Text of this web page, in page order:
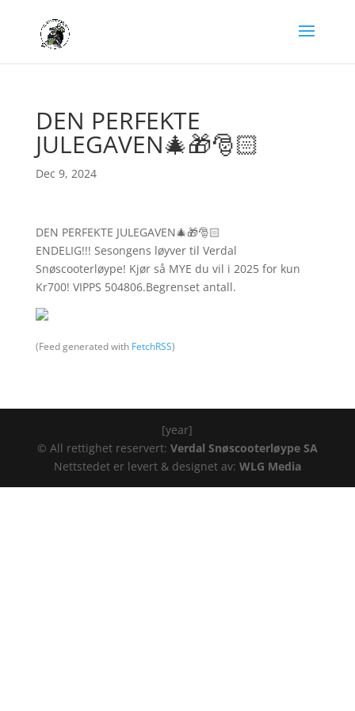
DEN PERFEKTE
JULEGAVEN🎄🎁🎅🏻
Dec 9, 2024
DEN PERFEKTE JULEGAVEN🎄🎁🎅🏻
ENDELIG!!! Sesongens løyver til Verdal
Snøscooterløype! Kjør så MYE du vil i 2025 for kun
Kr700! VIPPS 504806.Begrenset antall.
(Feed generated with FetchRSS)
[year]
© All rettighet reservert: Verdal Snøscooterløype SA
Nettstedet er levert & designet av: WLG Media